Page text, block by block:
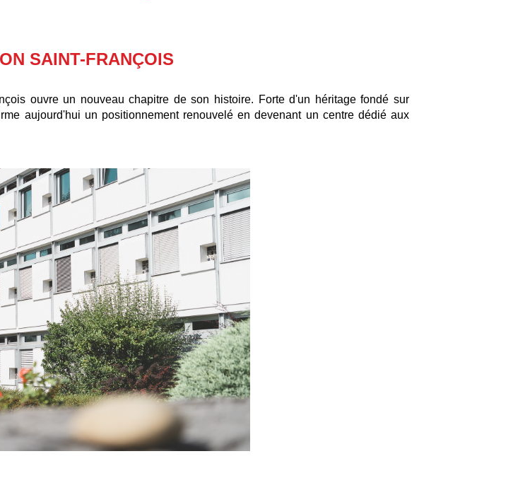
SAINT-FRANÇOIS
ouvre un nouveau chapitre de son histoire. Forte d'un héritage fondé sur
aujourd'hui un positionnement renouvelé en devenant un centre dédié aux